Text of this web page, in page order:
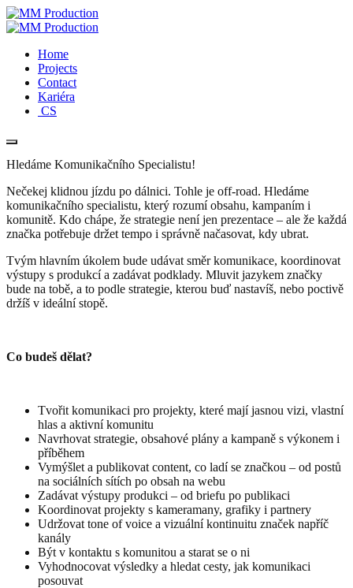
Home
Projects
Contact
Kariéra
CS
Hledáme Komunikačního Specialistu!
Nečekej klidnou jízdu po dálnici. Tohle je off-road. Hledáme
komunikačního specialistu, který rozumí obsahu, kampaním i
komunitě. Kdo chápe, že strategie není jen prezentace – ale že každá
značka potřebuje držet tempo i správně načasovat, kdy ubrat.
Tvým hlavním úkolem bude udávat směr komunikace, koordinovat
výstupy s produkcí a zadávat podklady. Mluvit jazykem značky
bude na tobě, a to podle strategie, kterou buď nastavíš, nebo poctivě
držíš v ideální stopě.
Co budeš dělat?
Tvořit komunikaci pro projekty, které mají jasnou vizi, vlastní
hlas a aktivní komunitu
Navrhovat strategie, obsahové plány a kampaně s výkonem i
příběhem
Vymýšlet a publikovat content, co ladí se značkou – od postů
na sociálních sítích po obsah na webu
Zadávat výstupy produkci – od briefu po publikaci
Koordinovat projekty s kameramany, grafiky i partnery
Udržovat tone of voice a vizuální kontinuitu značek napříč
kanály
Být v kontaktu s komunitou a starat se o ni
Vyhodnocovat výsledky a hledat cesty, jak komunikaci
posouvat